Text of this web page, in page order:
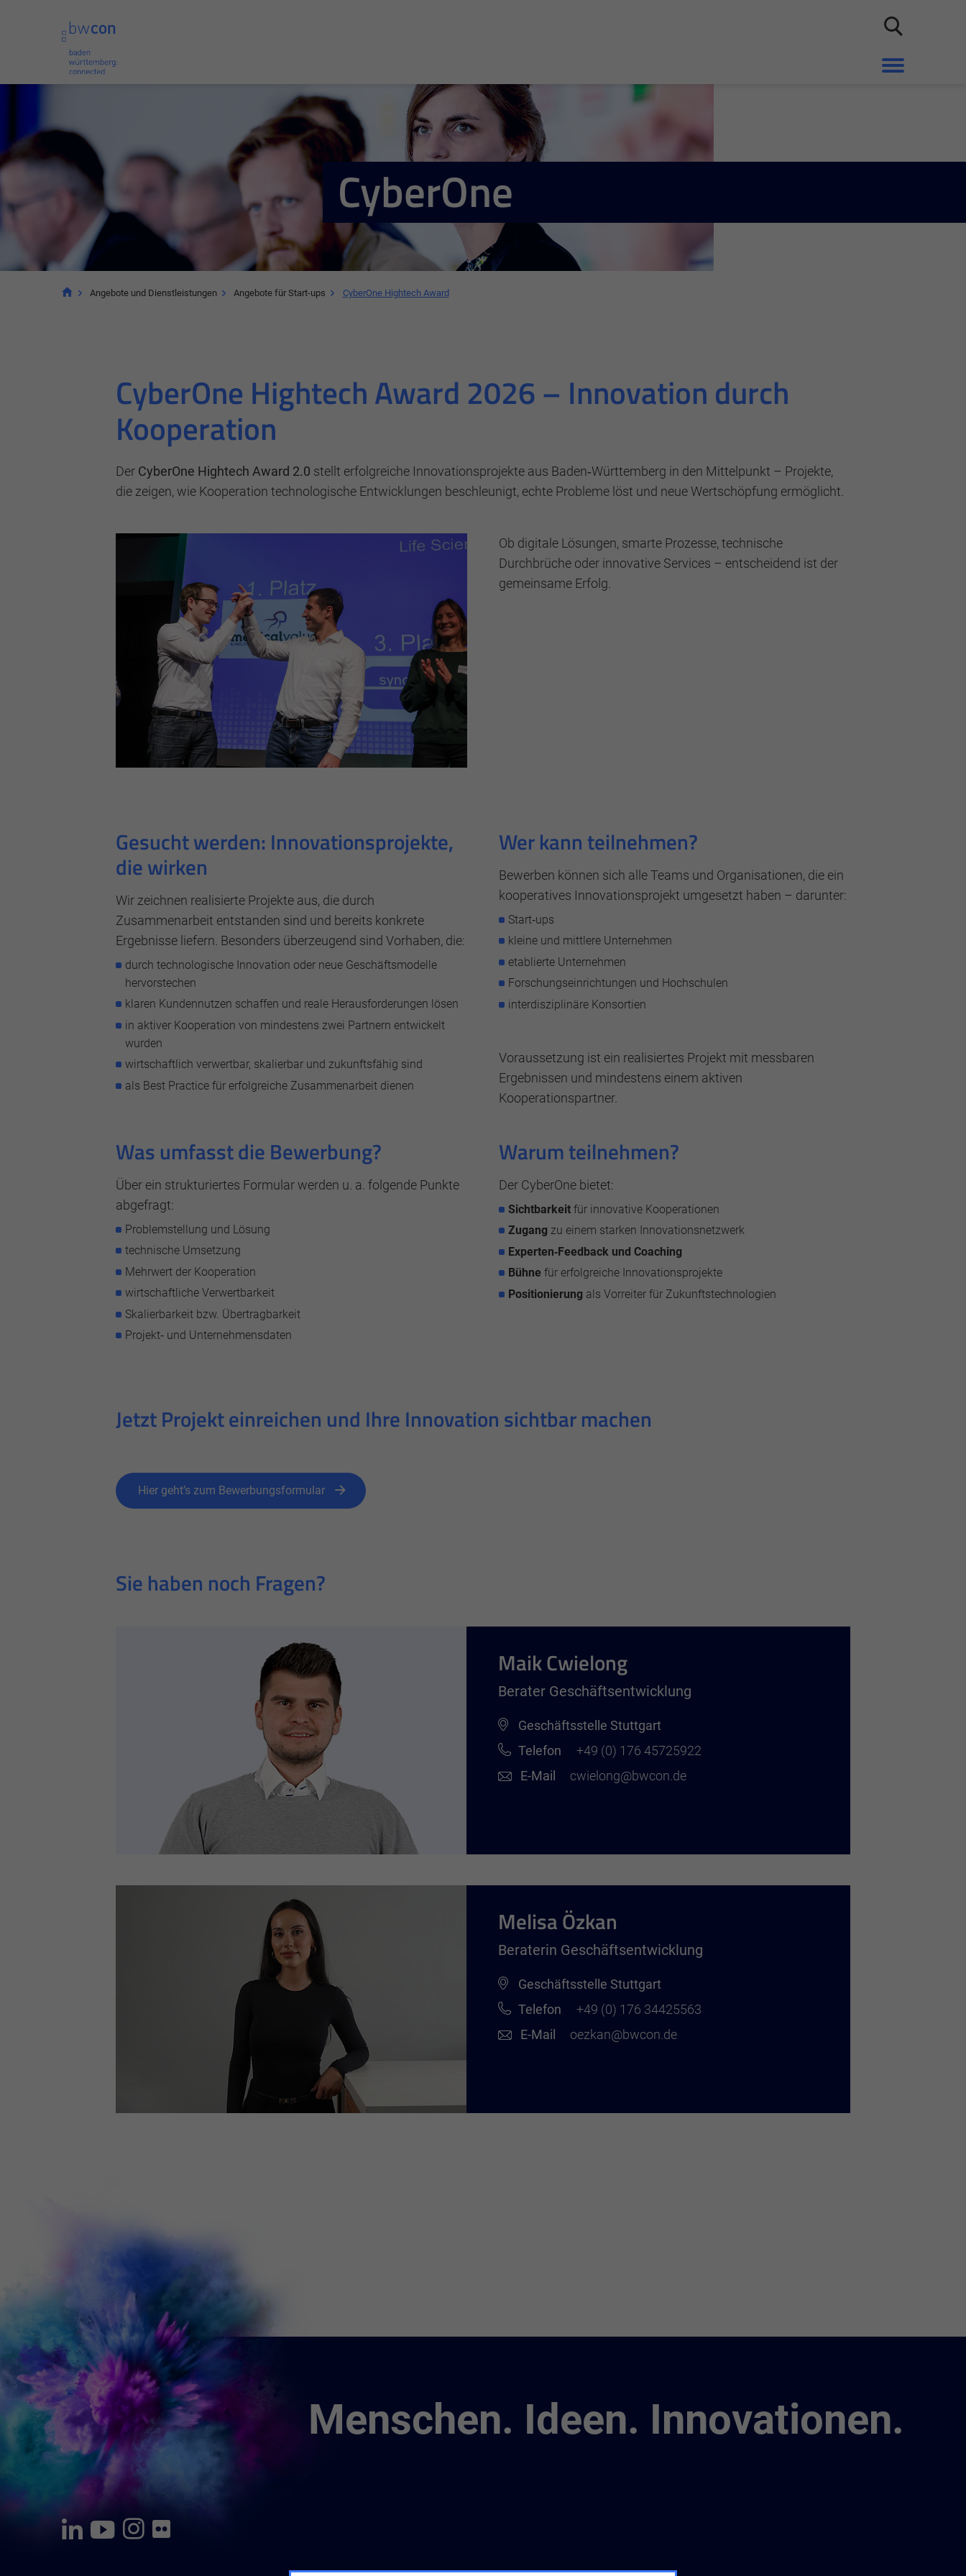
CyberOne
Angebote und Dienstleistungen Angebote für Start-ups CyberOne Hightech Award
CyberOne Hightech Award 2026 – Innovation durch
Kooperation
Der CyberOne Hightech Award 2.0 stellt erfolgreiche Innovationsprojekte aus Baden‑Württemberg in den Mittelpunkt – Projekte,
die zeigen, wie Kooperation technologische Entwicklungen beschleunigt, echte Probleme löst und neue Wertschöpfung ermöglicht.
Ob digitale Lösungen, smarte Prozesse, technische
Durchbrüche oder innovative Services – entscheidend ist der
gemeinsame Erfolg.
Gesucht werden: Innovationsprojekte,
die wirken
Wir zeichnen realisierte Projekte aus, die durch
Zusammenarbeit entstanden sind und bereits konkrete
Ergebnisse liefern. Besonders überzeugend sind Vorhaben, die:
durch technologische Innovation oder neue Geschäftsmodelle
hervorstechen
klaren Kundennutzen schaffen und reale Herausforderungen lösen
in aktiver Kooperation von mindestens zwei Partnern entwickelt
wurden
wirtschaftlich verwertbar, skalierbar und zukunftsfähig sind
als Best Practice für erfolgreiche Zusammenarbeit dienen
Wer kann teilnehmen?
Bewerben können sich alle Teams und Organisationen, die ein
kooperatives Innovationsprojekt umgesetzt haben – darunter:
Start‑ups
kleine und mittlere Unternehmen
etablierte Unternehmen
Forschungseinrichtungen und Hochschulen
interdisziplinäre Konsortien
Voraussetzung ist ein realisiertes Projekt mit messbaren
Ergebnissen und mindestens einem aktiven
Kooperationspartner.
Was umfasst die Bewerbung?
Über ein strukturiertes Formular werden u. a. folgende Punkte
abgefragt:
Problemstellung und Lösung
technische Umsetzung
Mehrwert der Kooperation
wirtschaftliche Verwertbarkeit
Skalierbarkeit bzw. Übertragbarkeit
Projekt‑ und Unternehmensdaten
Warum teilnehmen?
Der CyberOne bietet:
Sichtbarkeit für innovative Kooperationen
Zugang zu einem starken Innovationsnetzwerk
Experten‑Feedback und Coaching
Bühne für erfolgreiche Innovationsprojekte
Positionierung als Vorreiter für Zukunftstechnologien
Jetzt Projekt einreichen und Ihre Innovation sichtbar machen
Hier geht’s zum Bewerbungsformular
Sie haben noch Fragen?
Maik Cwielong
Berater Geschäftsentwicklung
Geschäftsstelle Stuttgart
Telefon
+49 (0) 176 45725922
E-Mail
cwielong@bwcon.de
Melisa Özkan
Beraterin Geschäftsentwicklung
Geschäftsstelle Stuttgart
Telefon
+49 (0) 176 34425563
E-Mail
oezkan@bwcon.de
Menschen. Ideen. Innovationen.
Diese werden für die Grundfunktionen der Website benötigt und helfen dabei, unsere Website nutzbar zu machen sowie Zugriffe auf sichere
Bereiche unserer Website ermöglichen.
Cookie Informationen anzeigen
Marketing und Statistik
Marketing und Statistik Cookies werden verwendet, um anonymes Tracking zu aktivieren. Hierbei werden können anonymisierte Daten an
eventuelle Drittanbieter weitergeleitet.
Speichern Ablehnen